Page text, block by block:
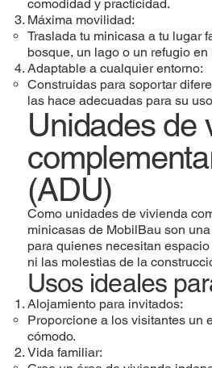
comodidad y practicidad.
Máxima movilidad:
Traslada tu minicasa a tu lugar
bosque, un lago o un refugio en
Adaptable a cualquier entorno:
Construidas para soportar
las hace adecuadas para su
Unidades de
(ADU)
Como unidades de vivienda
minicasas de MobilBau son
para quienes necesitan
ni las molestias de la
Usos ideales
Alojamiento para invitados:
Proporcione a los visitantes un
cómodo.
Vida familiar: